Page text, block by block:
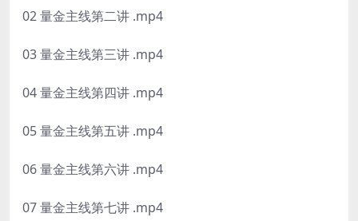
02 量金主线第二讲 .mp4
03 量金主线第三讲 .mp4
04 量金主线第四讲 .mp4
05 量金主线第五讲 .mp4
06 量金主线第六讲 .mp4
07 量金主线第七讲 .mp4